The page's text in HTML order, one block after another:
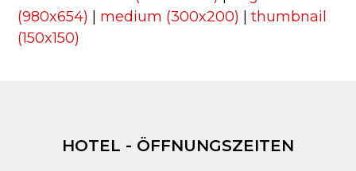
(980x654)
medium (300x200) |thumbnail
(150x150)
HOTEL - ÖFFNUNGSZEITEN